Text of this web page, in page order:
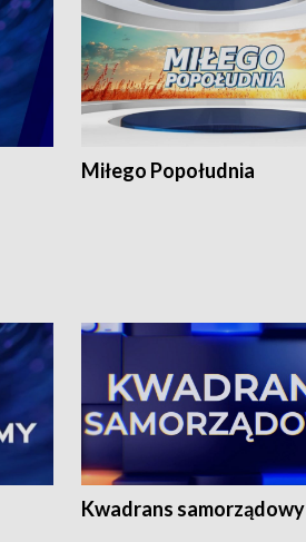
Miłego Popołudnia
Kwadrans samorządowy